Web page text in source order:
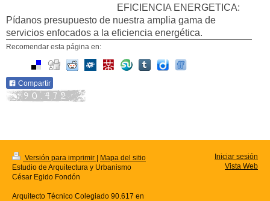
EFICIENCIA ENERGETICA:
Pídanos presupuesto de nuestra amplia gama de
servicios enfocados a la eficiencia energética.
Recomendar esta página en:
Compartir
Versión para imprimir | Mapa del sitio
Estudio de Arquitectura y Urbanismo
César Egido Fondón
Arquitecto Técnico Colegiado 90.617 en
Iniciar sesión
Vista Web